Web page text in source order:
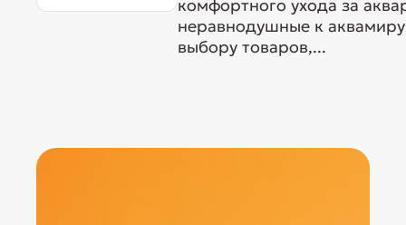
комфортного ухода за
неравнодушные к
выбору товаров,...